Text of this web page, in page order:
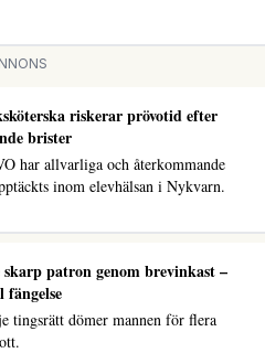
riskerar prövotid efter
brister
har allvarliga och återkommande
inom elevhälsan i Nykvarn.
skarp patron genom brevinkast –
tingsrätt dömer mannen för flera